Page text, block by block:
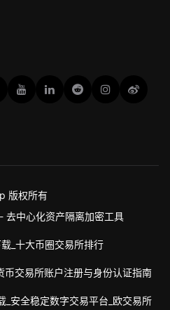
版权所有
去中心化资产隔离加密工具
_十大币圈交易所排行
币交易所账户注册与身份认证指南
_安全稳定数字交易平台_欧交易所